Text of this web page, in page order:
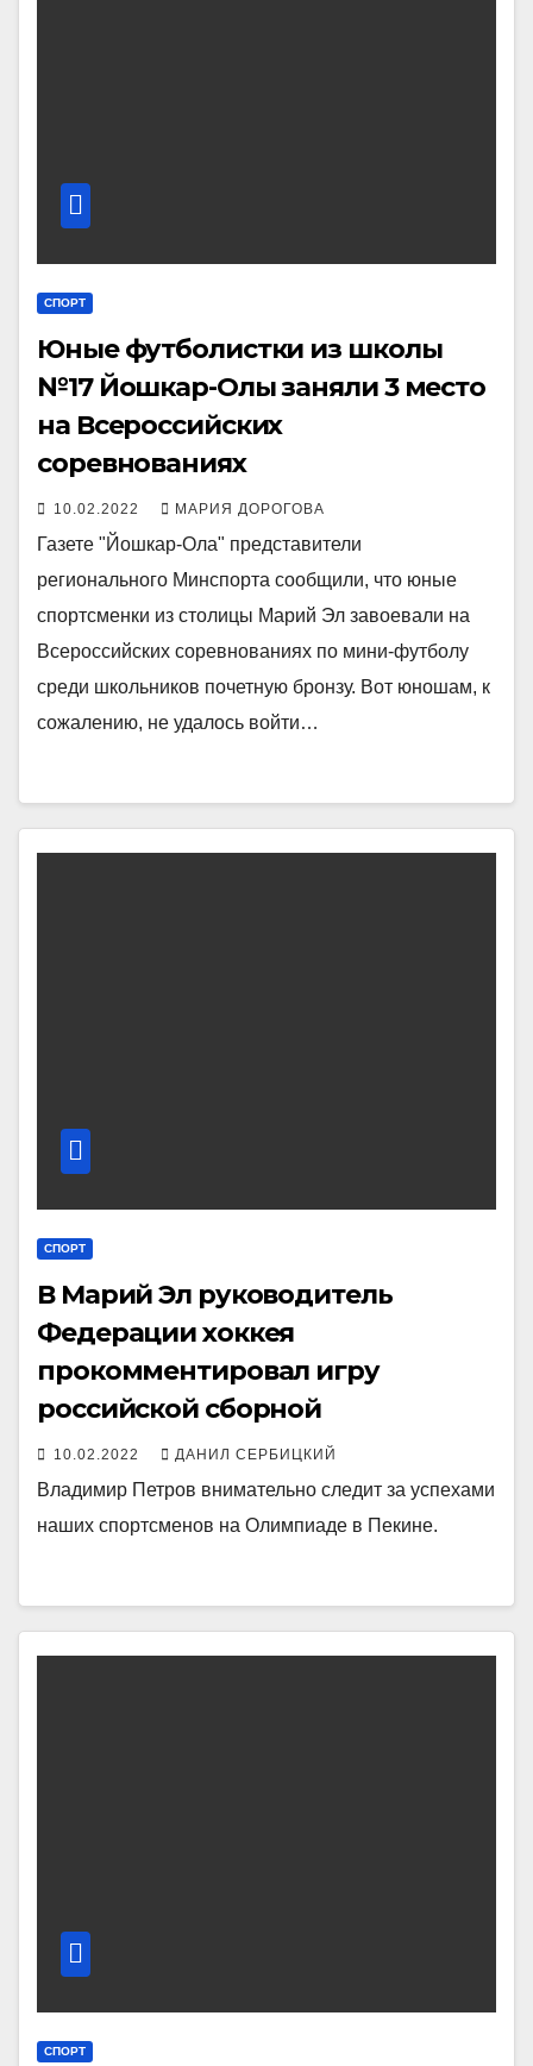
СПОРТ
Юные футболистки из школы
№17 Йошкар-Олы заняли 3 место
на Всероссийских
соревнованиях
10.02.2022 МАРИЯ ДОРОГОВА
Газете "Йошкар-Ола" представители
регионального Минспорта сообщили, что юные
спортсменки из столицы Марий Эл завоевали на
Всероссийских соревнованиях по мини-футболу
среди школьников почетную бронзу. Вот юношам, к
сожалению, не удалось войти…
СПОРТ
В Марий Эл руководитель
Федерации хоккея
прокомментировал игру
российской сборной
10.02.2022 ДАНИЛ СЕРБИЦКИЙ
Владимир Петров внимательно следит за успехами
наших спортсменов на Олимпиаде в Пекине.
СПОРТ